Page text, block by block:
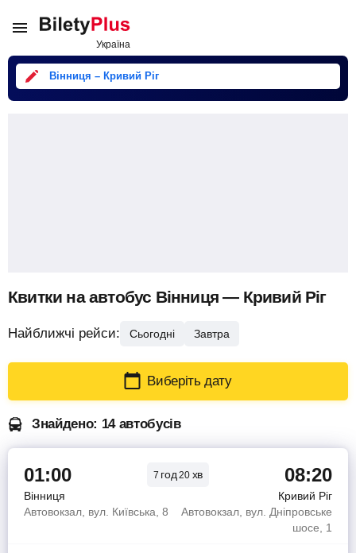
Вінниця – Кривий Ріг
Квитки на автобус Вінниця — Кривий Ріг
Найближчі рейси: Сьогодні Завтра
Виберіть дату
Знайдено: 14 автобусів
01:00 7 год20 хв 08:20
Вінниця
Кривий Ріг
Автовокзал, вул. Київська, 8
Автовокзал, вул. Дніпровське
шосе, 1